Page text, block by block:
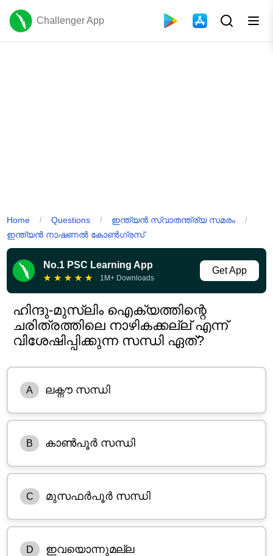
Challenger App
Home / Questions / ഇന്ത്യൻ സ്വാതന്ത്ര്യ സമരം /
ഇന്ത്യൻ നാഷണൽ കോൺഗ്രസ്
No.1 PSC Learning App
★ ★ ★ ★ ★ 1M+ Downloads
Get App
ഹിന്ദു-മുസ്‌ലിം ഐക്യത്തിന്റെ
ചരിത്രത്തിലെ നാഴികക്കല്ല് എന്ന്
വിശേഷിപ്പിക്കുന്ന സന്ധി ഏത്?
A ലക്നൗ സന്ധി
B കാൺപൂർ സന്ധി
C മുസഫർപൂർ സന്ധി
D ഇവയൊന്നുമല്ല